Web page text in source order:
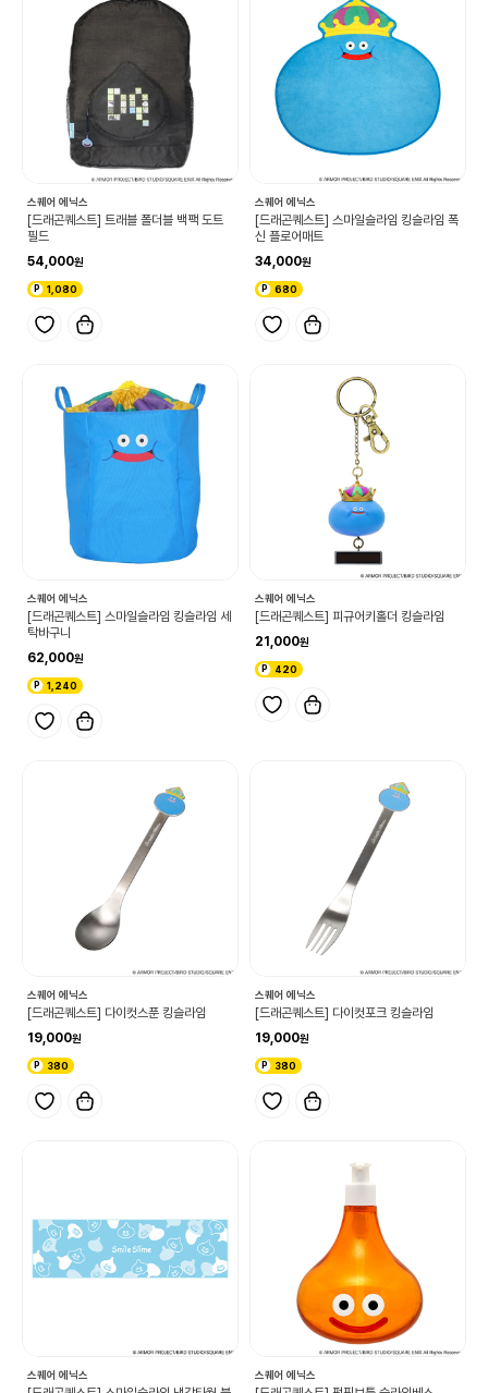
스퀘어 에닉스
[드래곤퀘스트] 트래블 폴더블 백팩 도트
필드
54,000
1,080
스퀘어 에닉스
[드래곤퀘스트] 스마일슬라임 킹슬라임 폭
신 플로어매트
34,000
680
스퀘어 에닉스
[드래곤퀘스트] 스마일슬라임 킹슬라임 세
탁바구니
62,000
1,240
스퀘어 에닉스
[드래곤퀘스트] 피규어키홀더 킹슬라임
21,000
420
스퀘어 에닉스
[드래곤퀘스트] 다이컷스푼 킹슬라임
19,000
380
스퀘어 에닉스
[드래곤퀘스트] 다이컷포크 킹슬라임
19,000
380
스퀘어 에닉스 스퀘어 에닉스